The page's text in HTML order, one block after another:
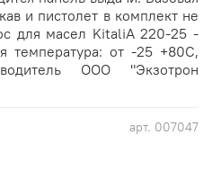
арт. 007047
и пистолет в комплект не
для масел KitaliA 220-25 -
температура: от -25 +80С,
ООО "Экзотрон